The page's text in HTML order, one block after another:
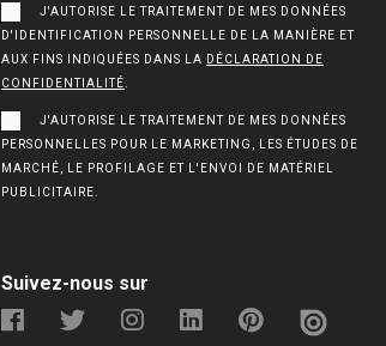
J'AUTORISE LE TRAITEMENT DE MES DONNÉES
D'IDENTIFICATION PERSONNELLE DE LA MANIÈRE ET
AUX FINS INDIQUÉES DANS LA DÉCLARATION DE
CONFIDENTIALITÉ
J'AUTORISE LE TRAITEMENT DE MES DONNÉES
PERSONNELLES POUR LE MARKETING, LES ÉTUDES DE
MARCHÉ, LE PROFILAGE ET L'ENVOI DE MATÉRIEL
PUBLICITAIRE.
Suivez-nous sur